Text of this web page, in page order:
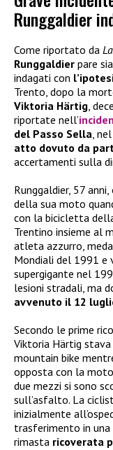
Runggaldier
Come riportato da
Runggaldier pare
indagati con
Trento, dopo la
Viktoria Härtig,
riportate nell’
del Passo Sella,
atto dovuto da
accertamenti sulla
Runggaldier, 57
della sua moto
con la bicicletta
Trentino insieme al
atleta azzurro,
Mondiali del 1991 e
supergigante nel
lesioni stradali, ma
avvenuto il 12
Secondo le prime
Viktoria Härtig
mountain bike
opposta con la
due mezzi si sono
sull’asfalto. La
inizialmente
trasferimento in una
rimasta ricoverata